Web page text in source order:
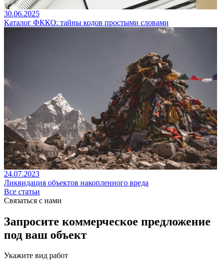
30.06.2025
Каталог ФККО: тайны кодов простыми словами
24.07.2023
Ликвидация объектов накопленного вреда
Все статьи
Связаться с нами
Запросите коммерческое предложение
под ваш объект
Укажите вид работ